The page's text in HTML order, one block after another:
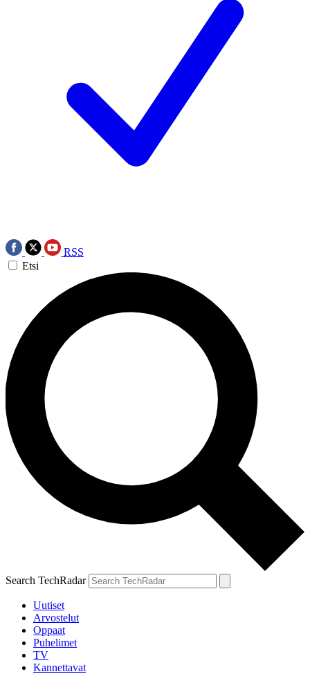
RSS
Etsi
Search TechRadar
Uutiset
Arvostelut
Oppaat
Puhelimet
TV
Kannettavat